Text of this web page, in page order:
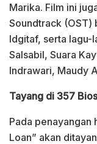
Marika. Film ini
Soundtrack (OST)
Idgitaf, serta lagu-
Salsabil, Suara
Indrawari, Maudy
Tayang di 357
Pada penayangan
Loan” akan